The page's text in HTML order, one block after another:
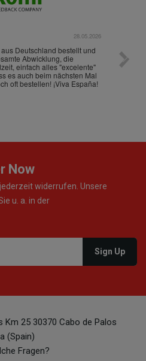
28.05.2026
Deutschland bestellt und
Abwicklung, die
einfach alles "excelente"
es auch beim nächsten Mal
oft bestellen! ¡Viva España!
Die
gut
ist
Now
widerrufen. Unsere
u. a. in der
Km 25 30370 Cabo de Palos
(Spain)
Fragen?